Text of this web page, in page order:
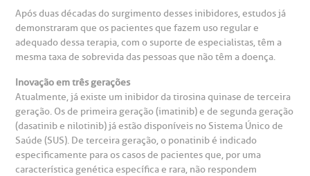
Saiba mais
Endereço:
R. Martiniano de Carvalho, 965
CEP: 01323-001 | Bela Vista
São Paulo - SP
a BP
Conosco
de Benchmarking
Cirurgia
frequentes
Após duas décadas do surgimento desses inibidores, estudos já
demonstraram que os pacientes que fazem uso regular e
adequado dessa terapia, com o suporte de especialistas, têm a
mesma taxa de sobrevida das pessoas que não têm a doença.
Inovação em três gerações
Atualmente, já existe um inibidor da tirosina quinase de terceira
geração. Os de primeira geração (imatinib) e de segunda geração
(dasatinib e nilotinib) já estão disponíveis no Sistema Único de
Saúde (SUS). De terceira geração, o ponatinib é indicado
especificamente para os casos de pacientes que, por uma
característica genética específica e rara, não respondem